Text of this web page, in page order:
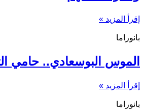
إقرأ المزيد »
بانوراما
الموس البوسعادي.. حامي
إقرأ المزيد »
بانوراما